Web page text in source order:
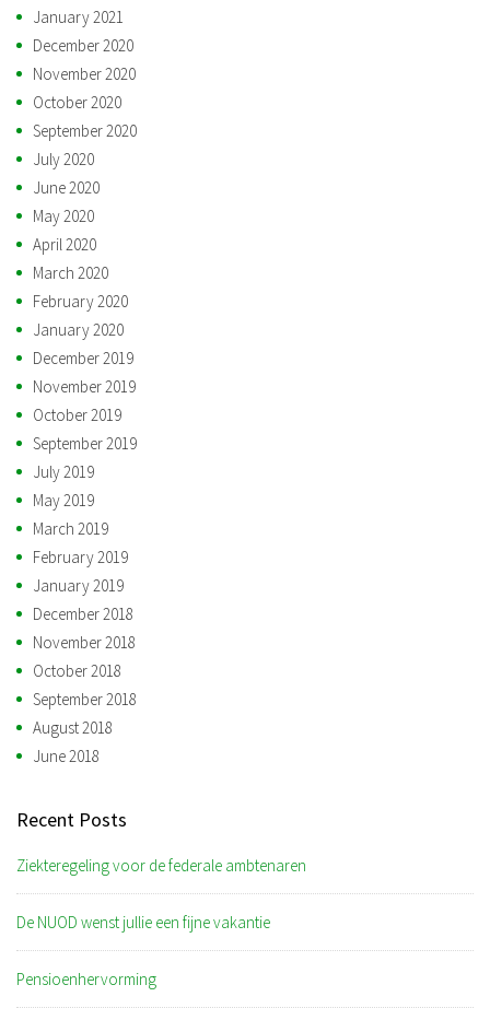
January 2021
December 2020
November 2020
October 2020
September 2020
July 2020
June 2020
May 2020
April 2020
March 2020
February 2020
January 2020
December 2019
November 2019
October 2019
September 2019
July 2019
May 2019
March 2019
February 2019
January 2019
December 2018
November 2018
October 2018
September 2018
August 2018
June 2018
Recent Posts
Ziekteregeling voor de federale ambtenaren
De NUOD wenst jullie een fijne vakantie
Pensioenhervorming